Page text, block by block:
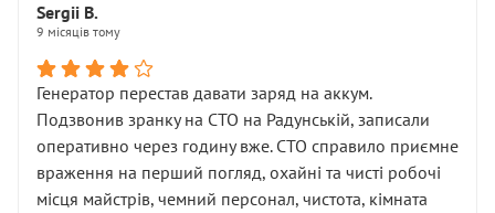
Sergii B.
9 місяців тому
Генератор перестав давати заряд на аккум.
Подзвонив зранку на СТО на Радунській, записали
оперативно через годину вже. СТО справило приємне
враження на перший погляд, охайні та чисті робочі
місця майстрів, чемний персонал, чистота, кімната